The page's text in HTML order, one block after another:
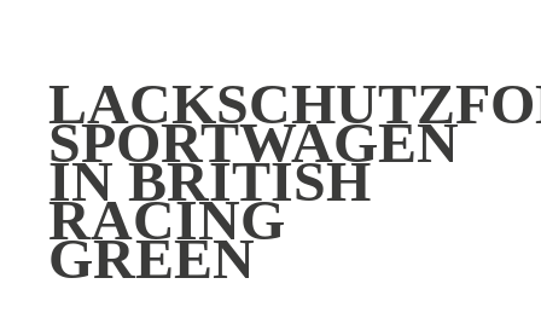
SPORTWAGEN
IN BRITISH
RACING
GREEN